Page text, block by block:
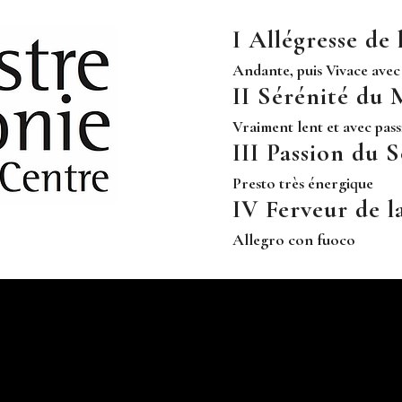
I Allégresse de
Andante, puis Vivace
II Sérénité du
Vraiment lent et avec
III Passion du
Presto très énergique
IV Ferveur de
Allegro con fuoco